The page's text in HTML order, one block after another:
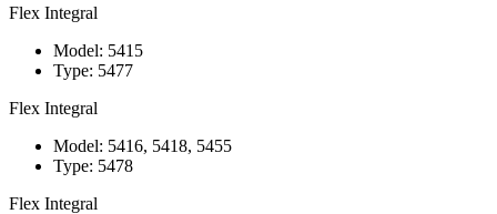
Flex Integral
Model: 5415
Type: 5477
Flex Integral
Model: 5416, 5418, 5455
Type: 5478
Flex Integral